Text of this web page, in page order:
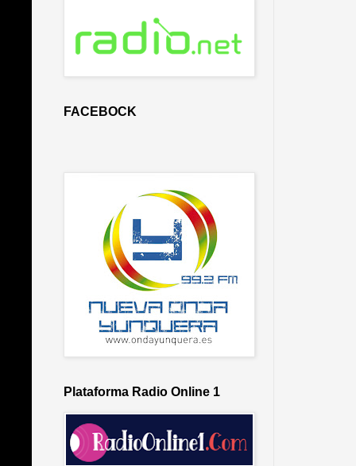
FACEBOCK
Plataforma Radio Online 1